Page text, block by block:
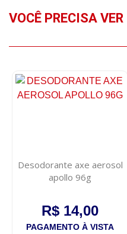
VOCÊ PRECISA VER
Desodorante axe aerosol
apollo 96g
R$ 14,00
PAGAMENTO À VISTA